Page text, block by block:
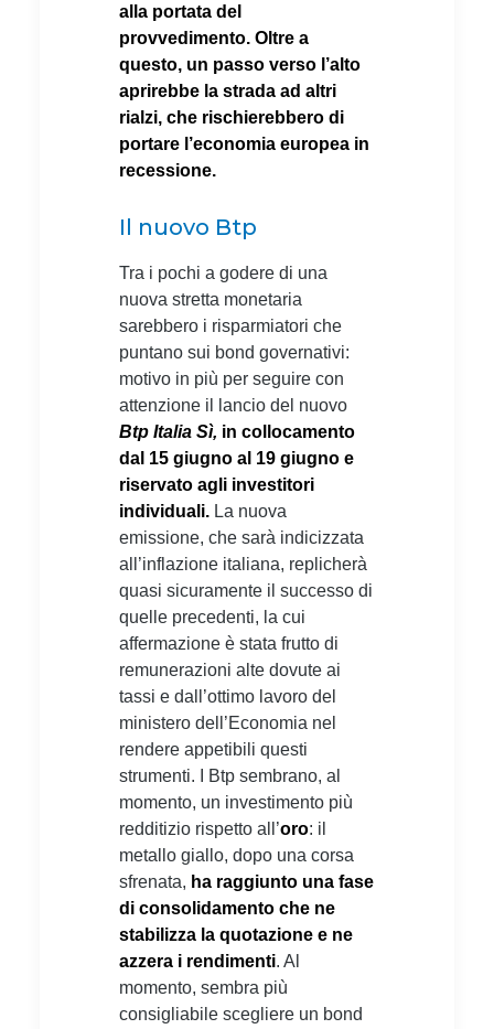
alla portata del
provvedimento. Oltre a
questo, un passo verso l’alto
aprirebbe la strada ad altri
rialzi, che rischierebbero di
portare l’economia europea in
recessione.
Il nuovo Btp
Tra i pochi a godere di una
nuova stretta monetaria
sarebbero i risparmiatori che
puntano sui bond governativi:
motivo in più per seguire con
attenzione il lancio del nuovo
Btp Italia Sì, in collocamento
dal 15 giugno al 19 giugno e
riservato agli investitori
individuali. La nuova
emissione, che sarà indicizzata
all’inflazione italiana, replicherà
quasi sicuramente il successo di
quelle precedenti, la cui
affermazione è stata frutto di
remunerazioni alte dovute ai
tassi e dall’ottimo lavoro del
ministero dell’Economia nel
rendere appetibili questi
strumenti. I Btp sembrano, al
momento, un investimento più
redditizio rispetto all’oro: il
metallo giallo, dopo una corsa
sfrenata, ha raggiunto una fase
di consolidamento che ne
stabilizza la quotazione e ne
azzera i rendimenti. Al
momento, sembra più
consigliabile scegliere un bond